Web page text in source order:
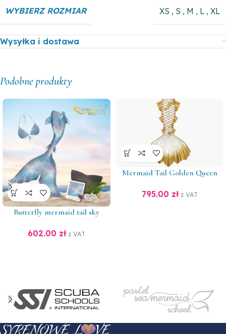
WYBIERZ ROZMIAR
XS , S , M , L , XL
Wysyłka i dostawa
Podobne produkty
Butterfly mermaid tail sky
602.00 zł z VAT
Mermaid Tail Golden Queen
795.00 zł z VAT